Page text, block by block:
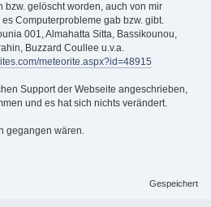
gelöscht worden, auch von mir
Computerprobleme gab bzw. gibt.
001, Almahatta Sitta, Bassikounou,
Buzzard Coullee u.v.a.
meteorite.aspx?id=48915
Support der Webseite angeschrieben,
und es hat sich nichts verändert.
gegangen wären.
Gespeichert